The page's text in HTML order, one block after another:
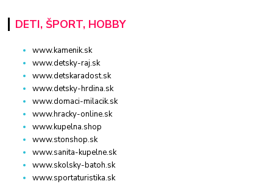
DETI, ŠPORT, HOBBY
www.kamenik.sk
www.detsky-raj.sk
www.detskaradost.sk
www.detsky-hrdina.sk
www.domaci-milacik.sk
www.hracky-online.sk
www.kupelna.shop
www.stonshop.sk
www.sanita-kupelne.sk
www.skolsky-batoh.sk
www.sportaturistika.sk